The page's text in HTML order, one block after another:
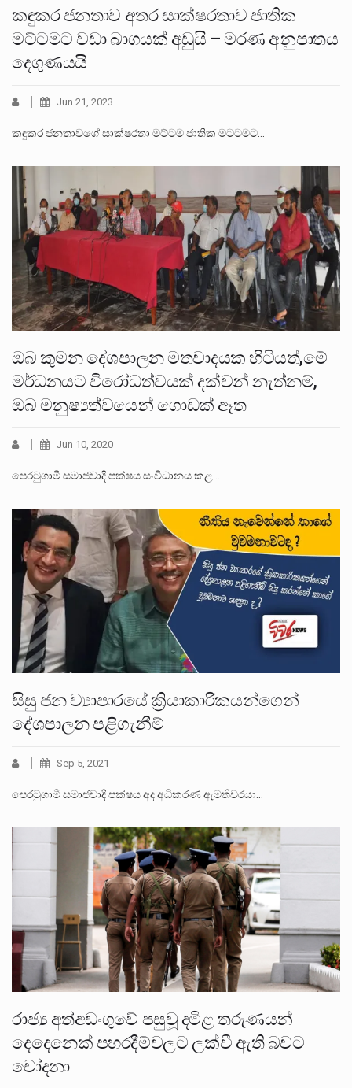
කඳුකර ජනතාව අතර සාක්ෂරතාව ජාතික
මට්ටමට වඩා බාගයක් අඩුයි – මරණ අනුපාතය
දෙගුණයයි
Jun 21, 2023
කඳුකර ජනතාවගේ සාක්ෂරතා මට්ටම ජාතික මටටමට…
ඔබ කුමන දේශපාලන මතවාදයක හිටියත්,මේ
මර්ධනයට විරෝධත්වයක් දක්වන් නැත්නම්,
ඔබ මනුෂ්‍යත්වයෙන් ගොඩක් ඈත
Jun 10, 2020
පෙරටුගාමී සමාජවාදී පක්ෂය සංවිධානය කළ…
සිසු ජන ව්‍යාපාරයේ ක්‍රියාකාරිකයන්ගෙන්
දේශපාලන පළිගැනීම්
Sep 5, 2021
පෙරටුගාමී සමාජවාදී පක්ෂය අද අධිකරණ ඇමතිවරයා…
රාජ්‍ය අත්අඩංගුවේ පසුවූ දමිළ තරුණයන්
දෙදෙනෙක් පහරදීම්වලට ලක්වී ඇති බවට
චෝදනා